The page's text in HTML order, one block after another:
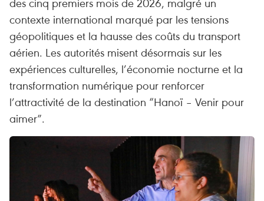
contexte international marqué par les tensions
géopolitiques et la hausse des coûts du transport
aérien. Les autorités misent désormais sur les
expériences culturelles, l’économie nocturne et la
transformation numérique pour renforcer
l’attractivité de la destination “Hanoï – Venir pour
aimer”.